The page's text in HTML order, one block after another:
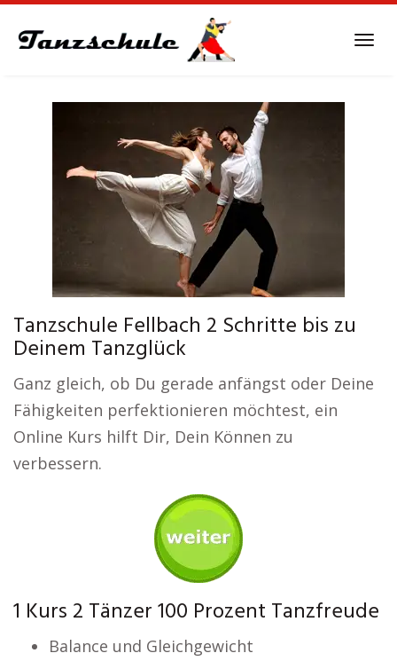
Tanzschule Fellbach 2 Schritte bis zu
Deinem Tanzglück
Ganz gleich, ob Du gerade anfängst oder Deine
Fähigkeiten perfektionieren möchtest, ein
Online Kurs hilft Dir, Dein Können zu
verbessern.
1 Kurs 2 Tänzer 100 Prozent Tanzfreude
Balance und Gleichgewicht